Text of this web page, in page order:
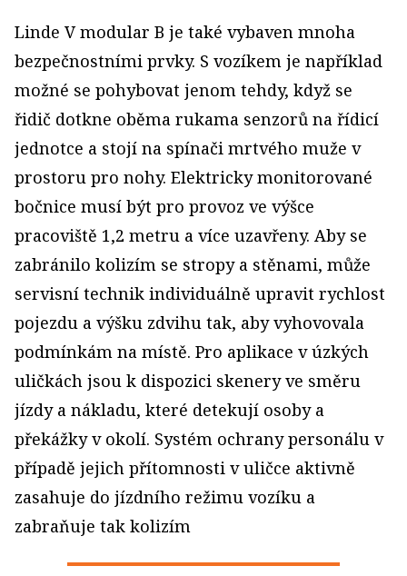
Linde V modular B je také vybaven mnoha
bezpečnostními prvky. S vozíkem je například
možné se pohybovat jenom tehdy, když se
řidič dotkne oběma rukama senzorů na řídicí
jednotce a stojí na spínači mrtvého muže v
prostoru pro nohy. Elektricky monitorované
bočnice musí být pro provoz ve výšce
pracoviště 1,2 metru a více uzavřeny. Aby se
zabránilo kolizím se stropy a stěnami, může
servisní technik individuálně upravit rychlost
pojezdu a výšku zdvihu tak, aby vyhovovala
podmínkám na místě. Pro aplikace v úzkých
uličkách jsou k dispozici skenery ve směru
jízdy a nákladu, které detekují osoby a
překážky v okolí. Systém ochrany personálu v
případě jejich přítomnosti v uličce aktivně
zasahuje do jízdního režimu vozíku a
zabraňuje tak kolizím